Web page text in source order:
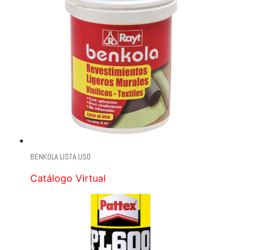
BENKOLA LISTA USO
Catálogo Virtual